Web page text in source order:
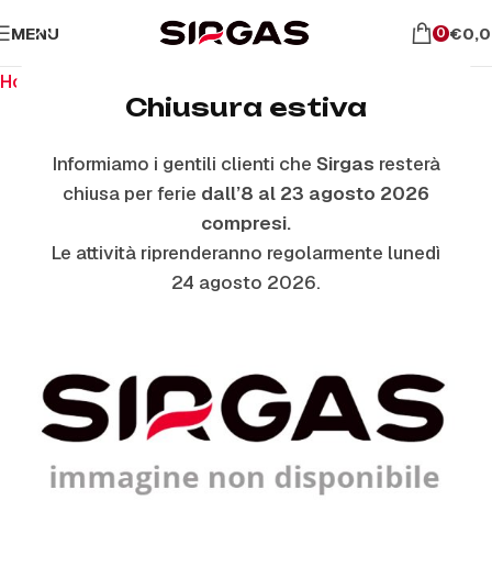
Chiusura estiva
Informiamo i gentili clienti che Sirgas resterà
chiusa per ferie dall’8 al 23 agosto 2026
compresi.
Le attività riprenderanno regolarmente lunedì
24 agosto 2026.
MENU 0 €
Home
ESAURITO